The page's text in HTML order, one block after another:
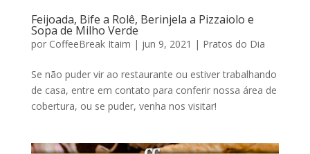
Feijoada, Bife a Rolê, Berinjela a Pizzaiolo e
Sopa de Milho Verde
por CoffeeBreak Itaim | jun 9, 2021 | Pratos do Dia
Se não puder vir ao restaurante ou estiver trabalhando
de casa, entre em contato para conferir nossa área de
cobertura, ou se puder, venha nos visitar!